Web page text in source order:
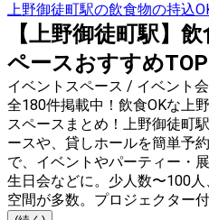
上野御徒町駅の飲食物の持込
【上野御徒町駅】
ペースおすすめ
イベントスペース / イベント
全180件掲載中！飲食OKな上
スペースまとめ！上野御徒町
ースや、貸しホールを簡単予
で、イベントやパーティー・
生日会などに。少人数〜100
空間が多数。プロジェクター